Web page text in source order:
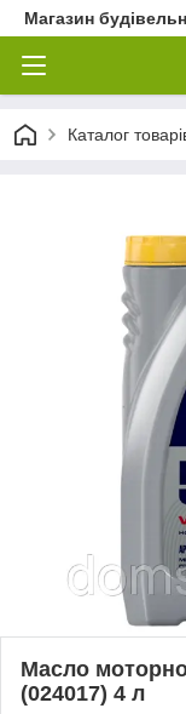
Магазин
Каталог
Масло
(024017) 4 л